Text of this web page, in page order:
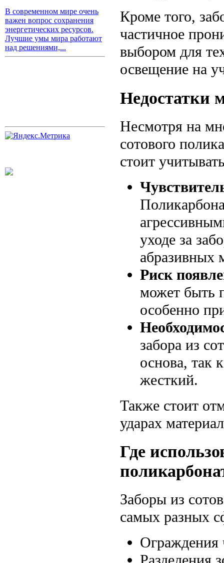
В современном мире очень
важен вопрос сохранения
энергетических ресурсов.
Лучшие умы мира работают
над решениями,...
Кроме того,
частичное
выбором для
освещение на
Недостатки
Несмотря на
сотового
стоит
уходе за
абразивных
Риск
может быть
особенно
забора из
основа, так
жесткий.
Также стоит
ударах
Где
Заборы из
самых разных
Ограждения